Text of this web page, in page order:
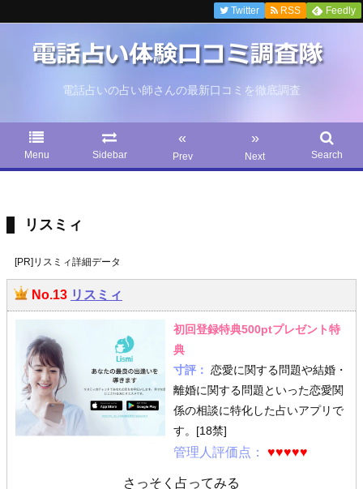
電話占いの占い師さんの最新口コミを徹底調査
Menu Sidebar
«
Prev
»
Next Search
Twitter RSS Feedly
リスミィ
[PR]リスミィ詳細データ
No.13 リスミィ
初回登録特典500ptプレゼント特
典
寸評： 恋愛に関する問題や結婚・
離婚に関する問題といった恋愛関
係の相談に特化した占いアプリで
す。[18禁]
管理人評価点： ♥♥♥♥♥
さっそく占ってみる